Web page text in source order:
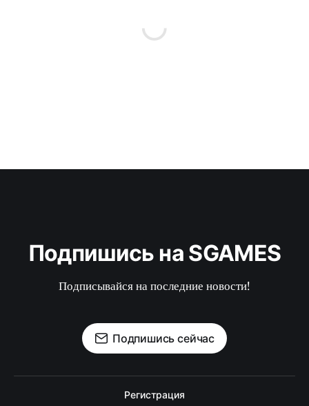
Подпишись на SGAMES
Подписывайся на последние новости!
Подпишись сейчас
Регистрация